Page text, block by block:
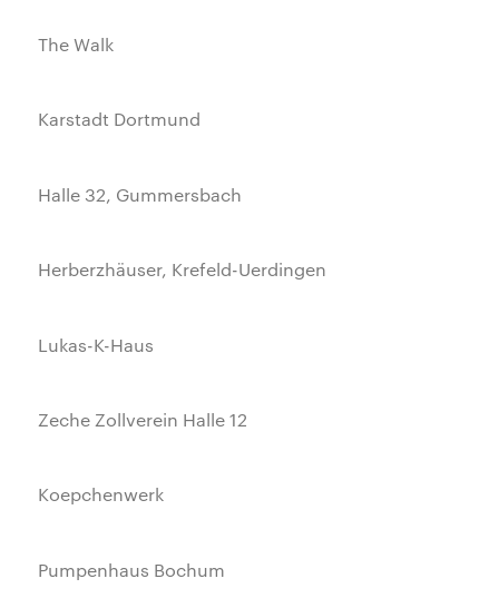
The Walk
Karstadt Dortmund
Halle 32, Gummersbach
Herberzhäuser, Krefeld-Uerdingen
Lukas-K-Haus
Zeche Zollverein Halle 12
Koepchenwerk
Pumpenhaus Bochum